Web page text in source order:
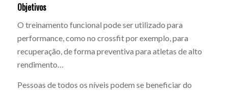
Objetivos
O treinamento funcional pode ser utilizado para
performance, como no crossfit por exemplo, para
recuperação, de forma preventiva para atletas de alto
rendimento…
Pessoas de todos os níveis podem se beneficiar do